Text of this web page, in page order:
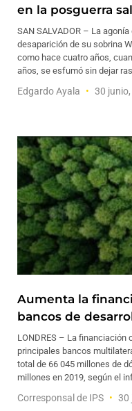
en la posguerra
SAN SALVADOR – La
desaparición de su sobrina
como hace cuatro años,
años, se esfumó sin dejar
Edgardo Ayala 30 junio,
Aumenta la
bancos de
LONDRES – La
principales bancos
total de 66 045 millones de
millones en 2019, según el
Corresponsal de IPS 30